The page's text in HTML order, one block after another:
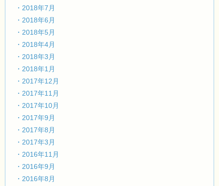
・2018年7月
・2018年6月
・2018年5月
・2018年4月
・2018年3月
・2018年1月
・2017年12月
・2017年11月
・2017年10月
・2017年9月
・2017年8月
・2017年3月
・2016年11月
・2016年9月
・2016年8月